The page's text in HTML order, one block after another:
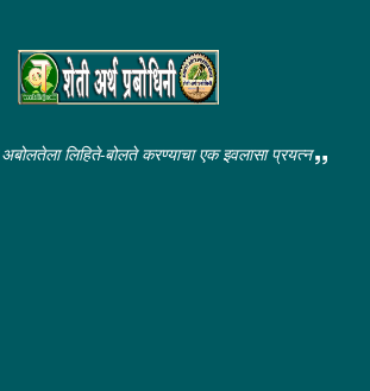
अबोलतेला लिहिते-बोलते करण्याचा एक इवलासा प्रयत्न